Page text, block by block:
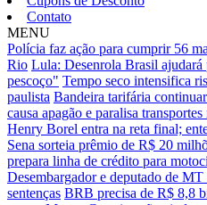
Contato
MENU
Polícia faz ação para cumprir 56
Rio Lula: Desenrola Brasil
pescoço" Tempo seco intensifica
paulista Bandeira tarifária
causa apagão e paralisa
Henry Borel entra na reta final;
Sena sorteia prêmio de R$ 20
prepara linha de crédito para
Desembargador e deputado de
sentenças BRB precisa de R$ 8,8